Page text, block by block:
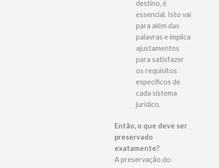
do país de
destino, é
essencial. Isto vai
para além das
palavras e implica
ajustamentos
para satisfazer
os requisitos
específicos de
cada sistema
Então, o que deve ser
preservado
exatamente?